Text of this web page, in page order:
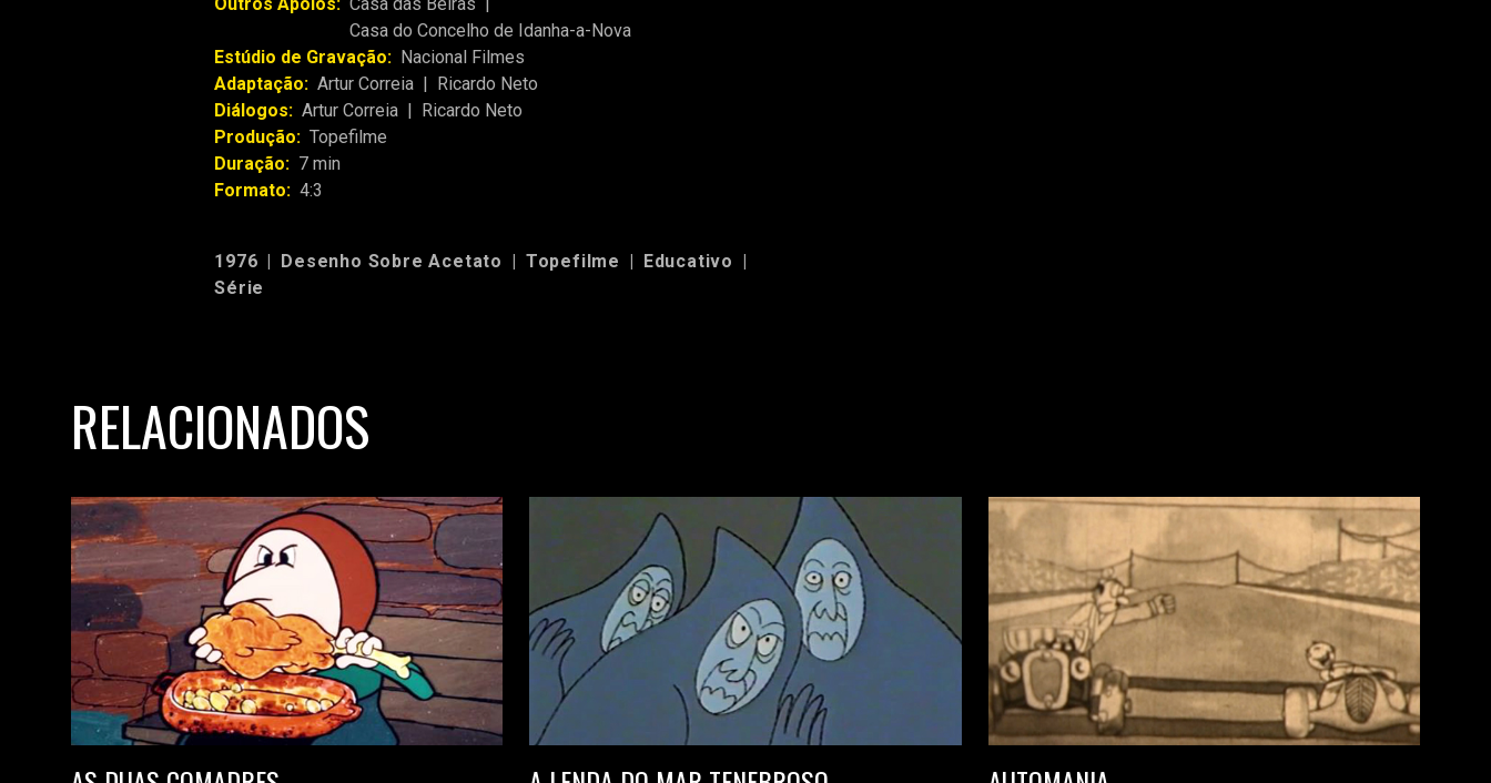
Outros Apoios: Casa das Beiras
Casa do Concelho de Idanha-a-Nova
Estúdio de Gravação: Nacional Filmes
Adaptação: Artur Correia
Ricardo Neto
Diálogos: Artur Correia
Ricardo Neto
Produção: Topefilme
Duração: 7 min
Formato: 4:3
1976 Desenho Sobre Acetato Topefilme Educativo
Série
RELACIONADOS